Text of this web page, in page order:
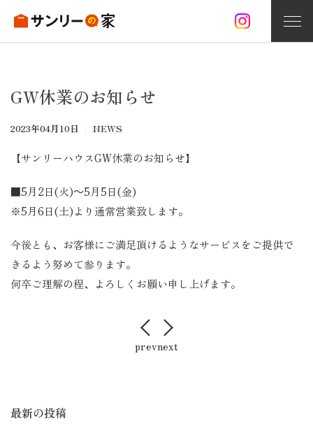
GW休業のお知らせ
2023年04月10日 NEWS
【サンリーハウスGW休業のお知らせ】
■5月2日(火)～5月5日(金)
※5月6日(土)より通常営業致します。
今後とも、お客様にご満足頂けるようなサービスをご提供で
きるよう努めて参ります。
何卒ご理解の程、よろしくお願い申し上げます。
prevnext
最新の投稿
無料相談
資料請求
オープンハウス情報
施工事例
分譲住宅